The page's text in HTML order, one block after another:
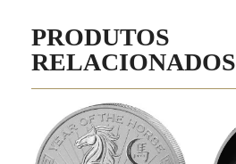
PRODUTOS
RELACIONADOS